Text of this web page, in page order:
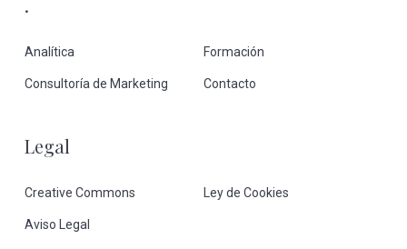
Analítica Formación
Consultoría de Marketing Contacto
Legal
Creative Commons Ley de Cookies
Aviso Legal